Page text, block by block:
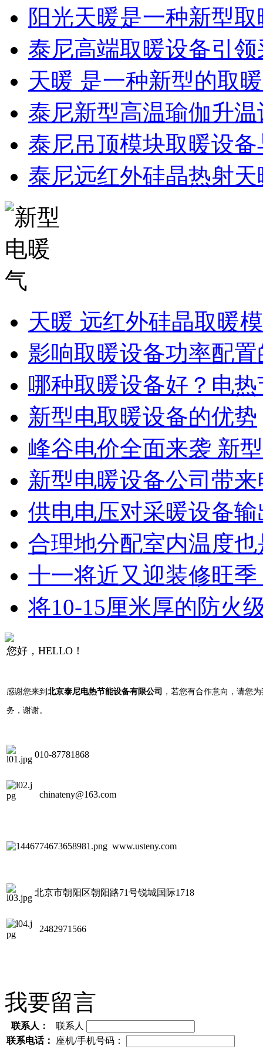
阳光天暖是一种新型
泰尼高端取暖设备引
天暖 是一种新型的取
泰尼新型高温瑜伽升
泰尼吊顶模块取暖设
泰尼远红外硅晶热射
天暖 远红外硅晶取暖
影响取暖设备功率配
哪种取暖设备好？电
新型电取暖设备的优势
峰谷电价全面来袭 新
新型电暖设备公司带
供电电压对采暖设备
合理地分配室内温度
十一将近又迎装修旺
将10-15厘米厚的防火
您好，HELLO！
感谢您来到 北京泰尼电热节能设备有限公司 ，若您有合作意向，请您
务，谢谢。
010-87781868
chinateny@163.com
www.usteny.com
北京市朝阳区朝阳路71号锐城国际1718
2482971566
我要留言
联系人：
联系人
联系电话：
座机/手机号码：